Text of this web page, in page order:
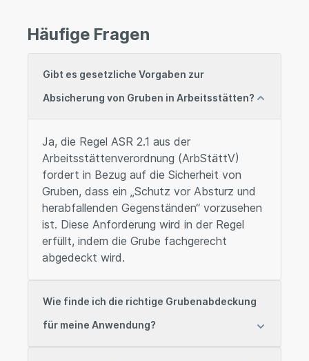
Häufige Fragen
Gibt es gesetzliche Vorgaben zur
Absicherung von Gruben in Arbeitsstätten?
Ja, die Regel ASR 2.1 aus der
Arbeitsstättenverordnung (ArbStättV)
fordert in Bezug auf die Sicherheit von
Gruben, dass ein „Schutz vor Absturz und
herabfallenden Gegenständen“ vorzusehen
ist. Diese Anforderung wird in der Regel
erfüllt, indem die Grube fachgerecht
abgedeckt wird.
Wie finde ich die richtige Grubenabdeckung
für meine Anwendung?